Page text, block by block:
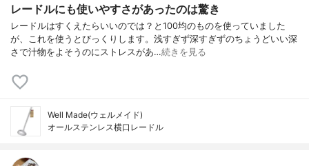
レードルにも使いやすさがあったのは驚き
レードルはすくえたらいいのでは？と100均のものを使っていました
が、これを使うとびっくりします。浅すぎず深すぎずのちょうどいい深
さで汁物をよそうのにストレスがあ…続きを見る
Well Made(ウェルメイド)
オールステンレス横口レードル